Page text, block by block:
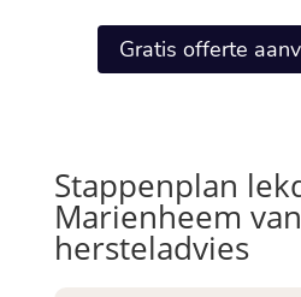
Gratis offerte
Stappenplan
Marienheem
hersteladvies